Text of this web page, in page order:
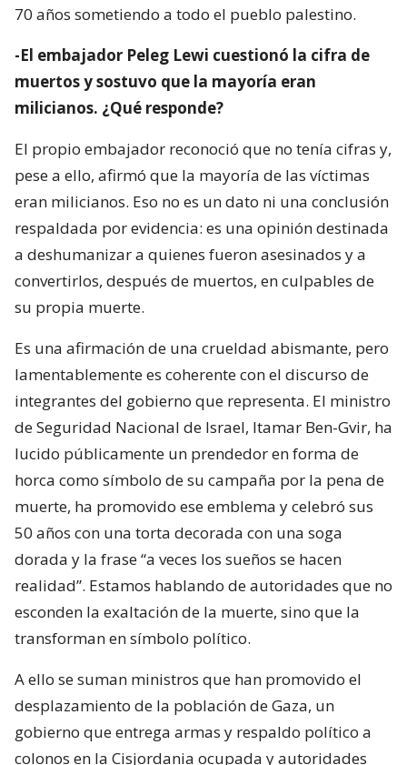
70 años sometiendo a todo el pueblo palestino.
-El embajador Peleg Lewi cuestionó la cifra de
muertos y sostuvo que la mayoría eran
milicianos. ¿Qué responde?
El propio embajador reconoció que no tenía cifras y,
pese a ello, afirmó que la mayoría de las víctimas
eran milicianos. Eso no es un dato ni una conclusión
respaldada por evidencia: es una opinión destinada
a deshumanizar a quienes fueron asesinados y a
convertirlos, después de muertos, en culpables de
su propia muerte.
Es una afirmación de una crueldad abismante, pero
lamentablemente es coherente con el discurso de
integrantes del gobierno que representa. El ministro
de Seguridad Nacional de Israel, Itamar Ben-Gvir, ha
lucido públicamente un prendedor en forma de
horca como símbolo de su campaña por la pena de
muerte, ha promovido ese emblema y celebró sus
50 años con una torta decorada con una soga
dorada y la frase “a veces los sueños se hacen
realidad”. Estamos hablando de autoridades que no
esconden la exaltación de la muerte, sino que la
transforman en símbolo político.
A ello se suman ministros que han promovido el
desplazamiento de la población de Gaza, un
gobierno que entrega armas y respaldo político a
colonos en la Cisjordania ocupada y autoridades